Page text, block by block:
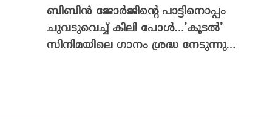
ബിബിൻ ജോർജിന്റെ പാട്ടിനൊപ്പം
ചുവടുവെച്ച് കിലി പോൾ…’കൂടൽ’
സിനിമയിലെ ഗാനം ശ്രദ്ധ നേടുന്നു…